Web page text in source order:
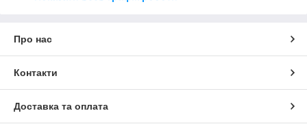
Про нас
Контакти
Доставка та оплата